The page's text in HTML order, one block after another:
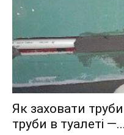
Як заховати
труби в туалеті —...